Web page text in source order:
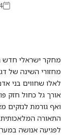
24
מחקר ישראלי חדש
מחזורי השינה של
אורך גל כחול חזק
ואף גורמת
התאורה
לפגיעה אנושה